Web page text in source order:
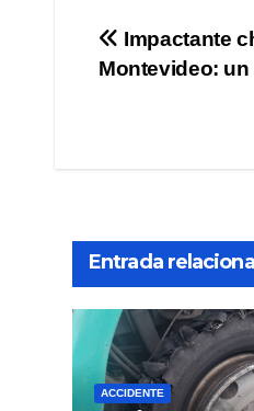
Impactante
Montevideo:
Entrada
ACCIDENTE